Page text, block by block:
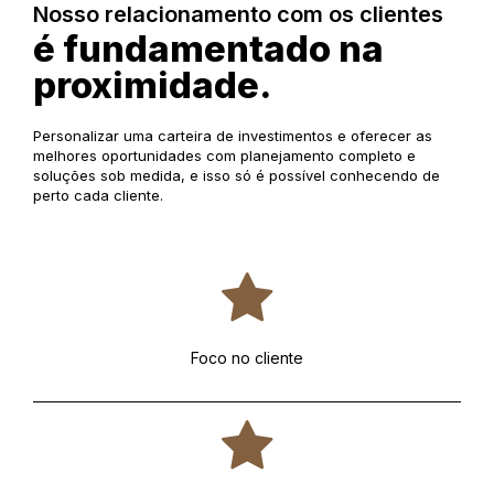
Nosso relacionamento com os clientes
é fundamentado na
proximidade.
Personalizar uma carteira de investimentos e oferecer as
melhores oportunidades com planejamento completo e
soluções sob medida, e isso só é possível conhecendo de
perto cada cliente.
Foco no cliente